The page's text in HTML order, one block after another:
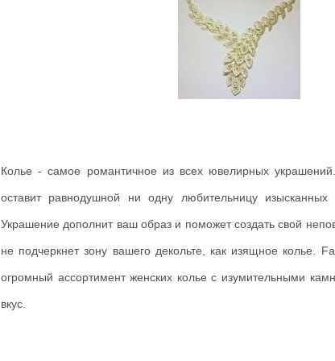
Колье - самое романтичное из всех ювелирных
оставит равнодушной ни одну любительницу
Украшение дополнит ваш образ и поможет создать свой
не подчеркнет зону вашего декольте, как изящное колье.
огромный ассортимент женских колье с изумительными
вкус.